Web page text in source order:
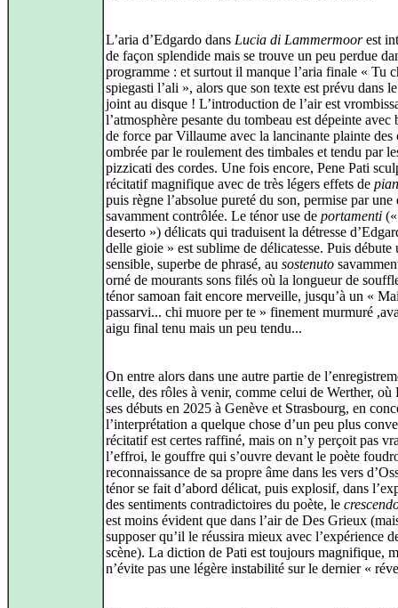
L’aria d’Edgardo dans Lucia di Lammermoorest
de façon splendide mais se trouve un peu perdue
programme : et surtout il manque l’aria finale « Tu
spiegasti l’ali », alors que son texte est prévu dans
joint au disque ! L’introduction de l’air est
l’atmosphère pesante du tombeau est dépeinte avec
de force par Villaume avec la lancinante plainte des
ombrée par le roulement des timbales et tendu par
pizzicati des cordes. Une fois encore, Pene Pati
récitatif magnifique avec de très légers effets de
puis règne l’absolue pureté du son, permise par une
savamment contrôlée. Le ténor use de portamenti
deserto ») délicats qui traduisent la détresse
delle gioie » est sublime de délicatesse. Puis débute
sensible, superbe de phrasé, au sostenuto
orné de mourants sons filés où la longueur de
ténor samoan fait encore merveille, jusqu’à un «
passarvi... chi muore per te » finement murmuré
aigu final tenu mais un peu tendu...
On entre alors dans une autre partie de
celle, des rôles à venir, comme celui de Werther, où
ses débuts en 2025 à Genève et Strasbourg, en
l’interprétation a quelque chose d’un peu plus
récitatif est certes raffiné, mais on n’y perçoit pas
l’effroi, le gouffre qui s’ouvre devant le poète
reconnaissance de sa propre âme dans les vers
ténor se fait d’abord délicat, puis explosif, dans
des sentiments contradictoires du poète, le
est moins évident que dans l’air de Des Grieux
supposer qu’il le réussira mieux avec l’expérience
scène). La diction de Pati est toujours magnifique,
n’évite pas une légère instabilité sur le dernier «